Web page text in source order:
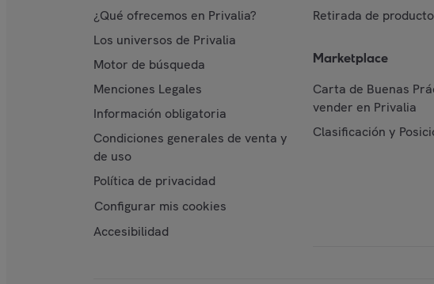
¿Qué ofrecemos en Privalia?
Los universos de Privalia
Motor de búsqueda
Menciones Legales
Información obligatoria
Condiciones generales de venta y
de uso
Política de privacidad
Configurar mis cookies
Accesibilidad
Retirada de
Marketplace
Carta de Buenas
vender en Privalia
Clasificación y